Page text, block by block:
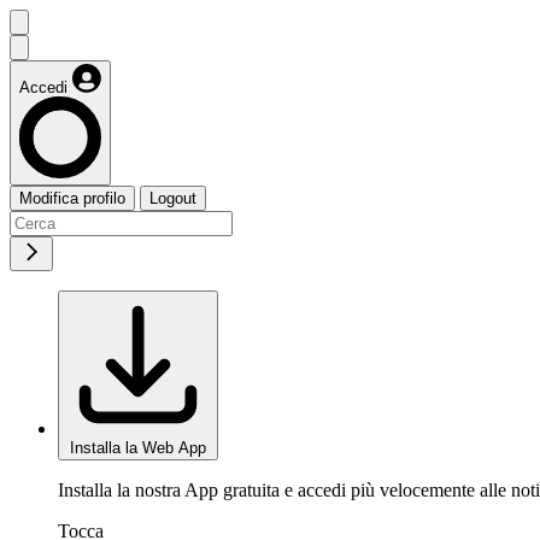
Accedi
Modifica profilo Logout
Installa la Web App
Installa la nostra App gratuita e accedi più velocemente alle
Tocca